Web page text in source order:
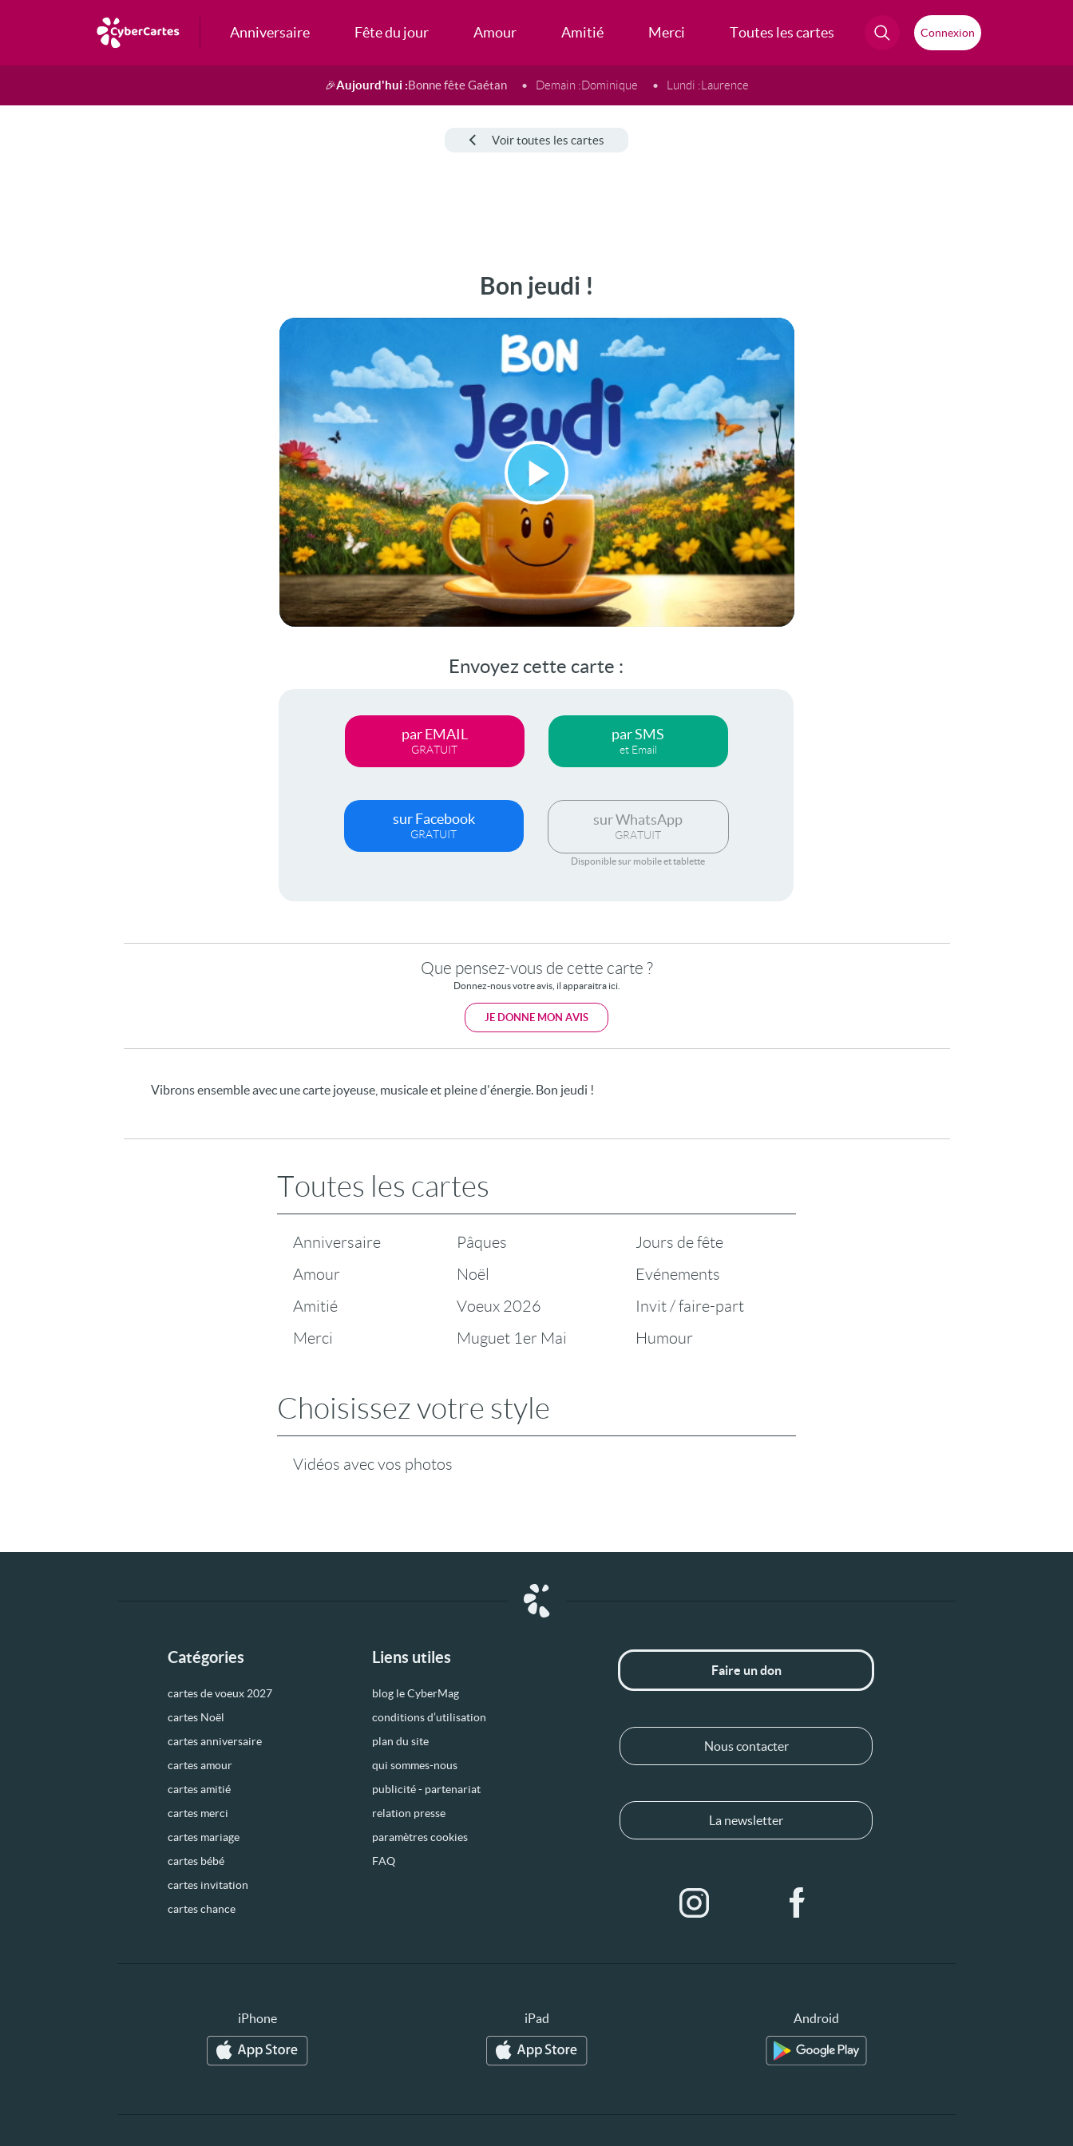
Anniversaire Fête du jour Amour Amitié Merci Toutes les cartes Connexion
🎉Aujourd'hui :Bonne fête Gaétan Demain :Dominique Lundi :Laurence
Voir toutes les cartes
Bon jeudi !
Lire
la
vidéo
Envoyez cette carte :
par EMAIL
GRATUIT
par SMS
et Email
sur Facebook
GRATUIT
sur WhatsApp
GRATUIT
Disponible sur mobile et tablette
Que pensez-vous de cette carte ?
Donnez-nous votre avis, il apparaitra ici.
JE DONNE MON AVIS
Vibrons ensemble avec une carte joyeuse, musicale et pleine d'énergie. Bon jeudi !
Toutes les cartes
Anniversaire
Amour
Amitié
Merci
Pâques
Noël
Voeux 2026
Muguet 1er Mai
Jours de fête
Evénements
Invit / faire-part
Humour
Choisissez votre style
Vidéos avec vos photos
Catégories
cartes de voeux 2027
cartes Noël
cartes anniversaire
cartes amour
cartes amitié
cartes merci
cartes mariage
cartes bébé
cartes invitation
cartes chance
Liens utiles
blog le CyberMag
conditions d’utilisation
plan du site
qui sommes-nous
publicité - partenariat
relation presse
paramètres cookies
FAQ
Faire un don
Nous contacter
La newsletter
iPhone iPad Android